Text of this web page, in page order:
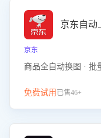
京东自动
京东
商品全自动换图 · 批
免费试用 已售46+